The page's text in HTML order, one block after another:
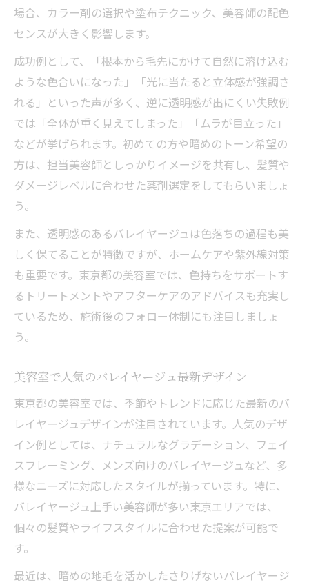
発見
東京都の美容室で理想の髪色体験を叶える
美容室のバレイヤージュで新しい自分に出
会う
美容室で長く楽しめるバレイヤージュの秘
訣
東京都の美容室予約で後悔しないポイント
場合、カラー剤の選択や塗布テクニック、美容師の配色
センスが大きく影響します。
成功例として、「根本から毛先にかけて自然に溶け込む
ような色合いになった」「光に当たると立体感が強調さ
れる」といった声が多く、逆に透明感が出にくい失敗例
では「全体が重く見えてしまった」「ムラが目立った」
などが挙げられます。初めての方や暗めのトーン希望の
方は、担当美容師としっかりイメージを共有し、髪質や
ダメージレベルに合わせた薬剤選定をしてもらいましょ
う。
また、透明感のあるバレイヤージュは色落ちの過程も美
しく保てることが特徴ですが、ホームケアや紫外線対策
も重要です。東京都の美容室では、色持ちをサポートす
るトリートメントやアフターケアのアドバイスも充実し
ているため、施術後のフォロー体制にも注目しましょ
う。
美容室で人気のバレイヤージュ最新デザイン
東京都の美容室では、季節やトレンドに応じた最新のバ
レイヤージュデザインが注目されています。人気のデザ
イン例としては、ナチュラルなグラデーション、フェイ
スフレーミング、メンズ向けのバレイヤージュなど、多
様なニーズに対応したスタイルが揃っています。特に、
バレイヤージュ上手い美容師が多い東京エリアでは、
個々の髪質やライフスタイルに合わせた提案が可能で
す。
最近は、暗めの地毛を活かしたさりげないバレイヤージ